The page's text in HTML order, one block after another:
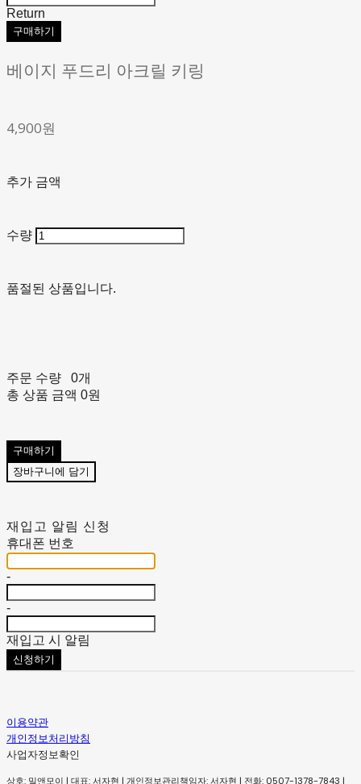
Return
구매하기
베이지 푸드리 아크릴 키링
4,900원
추가 금액
수량
품절된 상품입니다.
주문 수량
0개
총 상품 금액 0원
구매하기
장바구니에 담기
재입고 알림 신청
휴대폰 번호
-
-
재입고 시 알림
신청하기
이용약관
개인정보처리방침
사업자정보확인
상호: 밀앤모이 | 대표: 서자현 | 개인정보관리책임자: 서자현 | 전화: 0507-1378-7843 |